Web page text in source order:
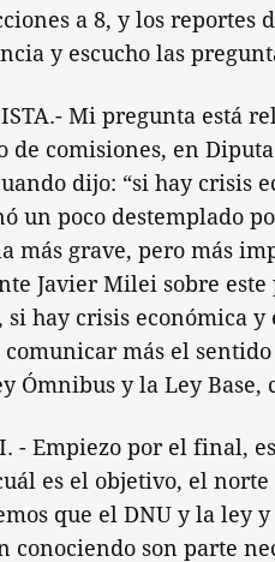
a 8, y los reportes
y escucho las
Mi pregunta está
de comisiones, en
dijo: “si hay crisis
un poco destemplado
más grave, pero más
Javier Milei sobre
si hay crisis económica
más el
Ómnibus y la Ley Base,
- Empiezo por el final,
es el objetivo, el
que el DNU y la ley
conociendo son parte